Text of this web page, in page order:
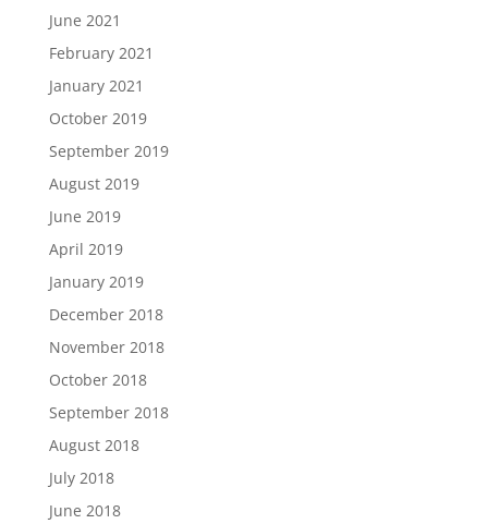
June 2021
February 2021
January 2021
October 2019
September 2019
August 2019
June 2019
April 2019
January 2019
December 2018
November 2018
October 2018
September 2018
August 2018
July 2018
June 2018